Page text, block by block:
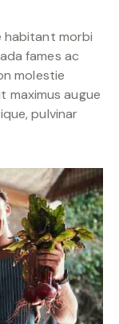
habitant morbi
fames ac
molestie
maximus augue
pulvinar